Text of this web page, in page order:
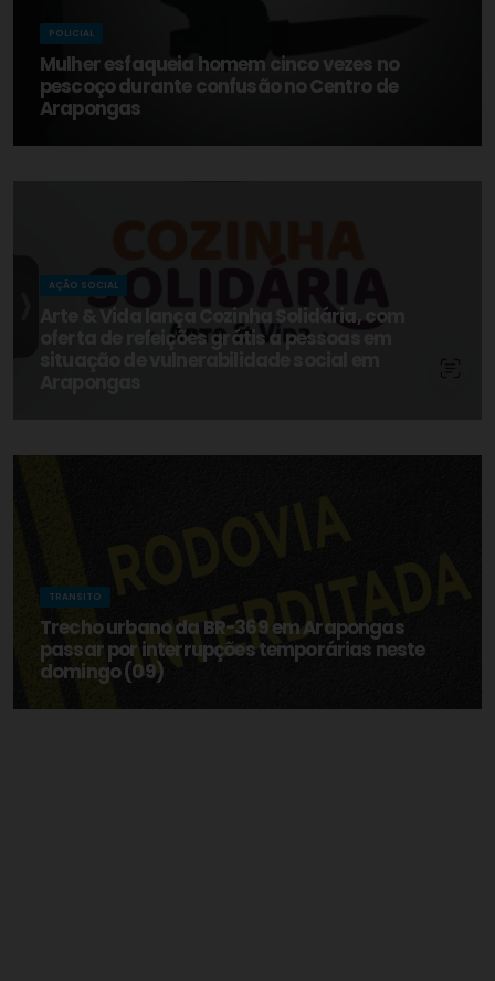
POLICIAL
Mulher esfaqueia homem cinco vezes no
pescoço durante confusão no Centro de
Arapongas
AÇÃO SOCIAL
Arte & Vida lança Cozinha Solidária, com
oferta de refeições grátis a pessoas em
TRANSITO
Trecho urbano da BR-369 em Arapongas
passar por interrupções temporárias neste
domingo (09)